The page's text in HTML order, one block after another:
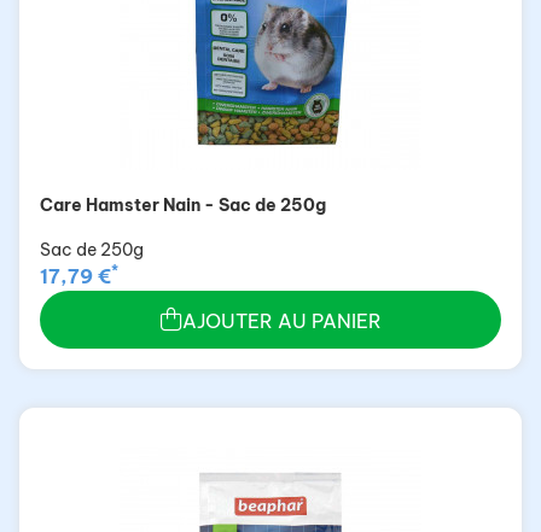
Care Hamster Nain - Sac de 250g
Sac de 250g
17,79 €*
AJOUTER AU PANIER